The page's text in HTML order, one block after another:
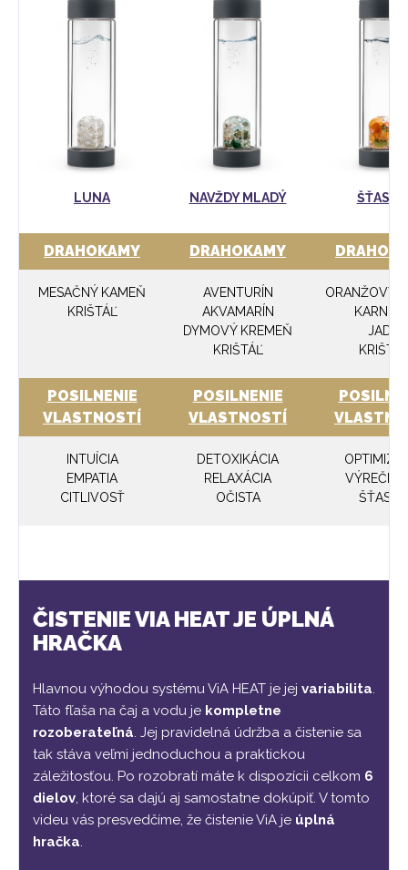
LUNA NAVŽDY MLADÝ
DRAHOKAMY
MESAČNÝ KAMEŇ
KRIŠTÁĽ
DRAHOKAMY
AVENTURÍN
AKVAMARÍN
DYMOVÝ KREMEŇ
KRIŠTÁĽ
ORANŽOVÝ
JADE
KRIŠTÁĽ
POSILNENIE
VLASTNOSTÍ
INTUÍCIA
EMPATIA
CITLIVOSŤ
POSILNENIE
VLASTNOSTÍ
DETOXIKÁCIA
RELAXÁCIA
OČISTA
ŠŤASTIE
ČISTENIE VIA HEAT JE ÚPLNÁ
HRAČKA
Hlavnou výhodou systému ViA HEAT je jej variabilita.
Táto fľaša na čaj a vodu je kompletne
rozoberateľná. Jej pravidelná údržba a čistenie sa
tak stáva veľmi jednoduchou a praktickou
záležitosťou. Po rozobratí máte k dispozícii celkom 6
dielov, ktoré sa dajú aj samostatne dokúpiť. V tomto
videu vás presvedčíme, že čistenie ViA je úplná
hračka.